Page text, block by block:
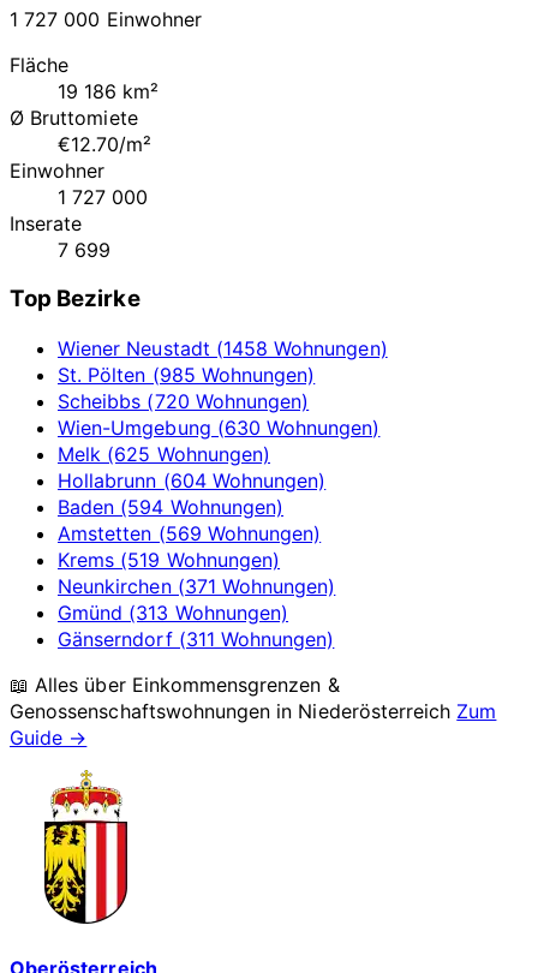
1 727 000 Einwohner
Fläche
19 186 km²
Ø Bruttomiete
€12.70/m²
Einwohner
1 727 000
Inserate
7 699
Top Bezirke
Wiener Neustadt (1458 Wohnungen)
St. Pölten (985 Wohnungen)
Scheibbs (720 Wohnungen)
Wien-Umgebung (630 Wohnungen)
Melk (625 Wohnungen)
Hollabrunn (604 Wohnungen)
Baden (594 Wohnungen)
Amstetten (569 Wohnungen)
Krems (519 Wohnungen)
Neunkirchen (371 Wohnungen)
Gmünd (313 Wohnungen)
Gänserndorf (311 Wohnungen)
📖 Alles über Einkommensgrenzen &
Genossenschaftswohnungen in Niederösterreich Zum
Guide →
Oberösterreich